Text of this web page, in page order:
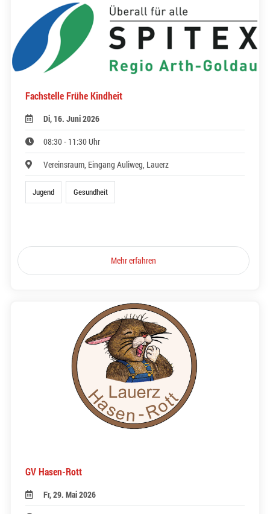
Fachstelle Frühe Kindheit
Di, 16. Juni 2026
08:30 - 11:30 Uhr
Vereinsraum, Eingang Auliweg, Lauerz
Jugend Gesundheit
Mehr erfahren
GV Hasen-Rott
Fr, 29. Mai 2026